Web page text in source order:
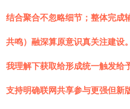
结合聚合不忽略细节；整体完成
共鸣）融深算原意识真关注建设
我理解下获取给形成统一触发给
支持明确联网共享参与更强但新